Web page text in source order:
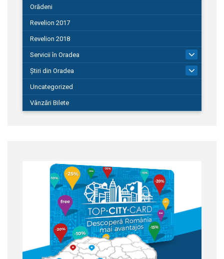
Orădeni
Revelion 2017
Revelion 2018
Servicii în Oradea
Știri din Oradea
Uncategorized
Vânzări Bilete